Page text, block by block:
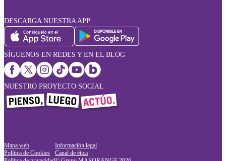
DESCARGA NUESTRA APP
SÍGUENOS EN REDES Y EN EL BLOG
NUESTRO PROYECTO SOCIAL
Mapa web
Política de Cookies
Información legal
Canal de ética